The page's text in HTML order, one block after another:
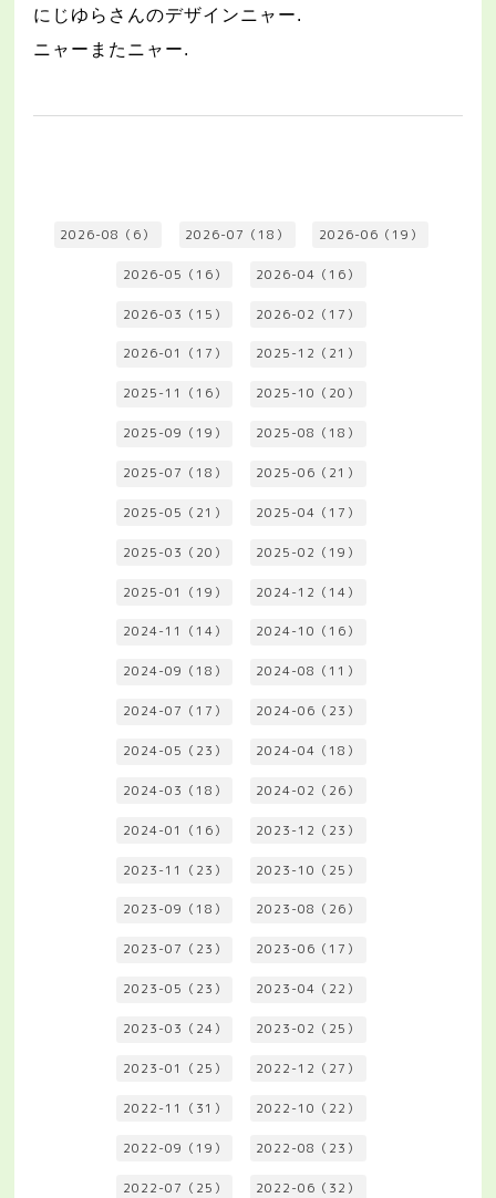
にじゆらさんのデザインニャー.
ニャーまたニャー.
2026-08（6） 2026-07（18） 2026-06（19）
2026-05（16） 2026-04（16）
2026-03（15） 2026-02（17）
2026-01（17） 2025-12（21）
2025-11（16） 2025-10（20）
2025-09（19） 2025-08（18）
2025-07（18） 2025-06（21）
2025-05（21） 2025-04（17）
2025-03（20） 2025-02（19）
2025-01（19） 2024-12（14）
2024-11（14） 2024-10（16）
2024-09（18） 2024-08（11）
2024-07（17） 2024-06（23）
2024-05（23） 2024-04（18）
2024-03（18） 2024-02（26）
2024-01（16） 2023-12（23）
2023-11（23） 2023-10（25）
2023-09（18） 2023-08（26）
2023-07（23） 2023-06（17）
2023-05（23） 2023-04（22）
2023-03（24） 2023-02（25）
2023-01（25） 2022-12（27）
2022-11（31） 2022-10（22）
2022-09（19） 2022-08（23）
2022-07（25） 2022-06（32）